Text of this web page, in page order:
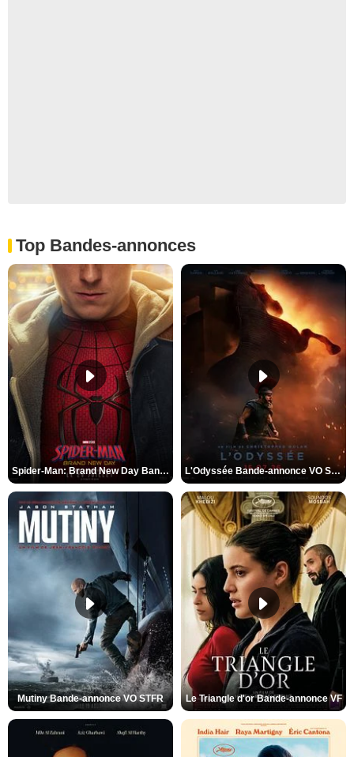
Top Bandes-annonces
Spider-Man: Brand New Day Bande-annonce VO STFR L'Odyssée Bande-annonce VO STFR
Mutiny Bande-annonce VO STFR Le Triangle d'or Bande-annonce VF